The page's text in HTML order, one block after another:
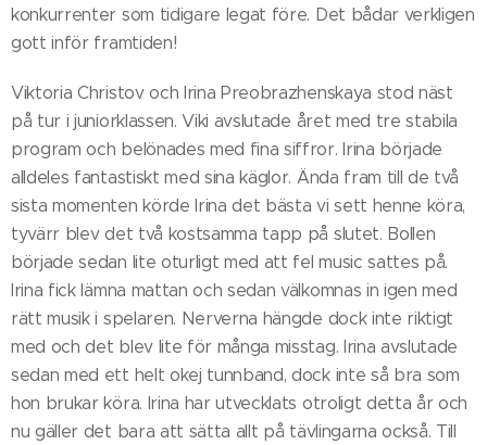
konkurrenter som tidigare legat före. Det bådar verkligen
gott inför framtiden!
Viktoria Christov och Irina Preobrazhenskaya stod näst
på tur i juniorklassen. Viki avslutade året med tre stabila
program och belönades med fina siffror. Irina började
alldeles fantastiskt med sina käglor. Ända fram till de två
sista momenten körde Irina det bästa vi sett henne köra,
tyvärr blev det två kostsamma tapp på slutet. Bollen
började sedan lite oturligt med att fel music sattes på.
Irina fick lämna mattan och sedan välkomnas in igen med
rätt musik i spelaren. Nerverna hängde dock inte riktigt
med och det blev lite för många misstag. Irina avslutade
sedan med ett helt okej tunnband, dock inte så bra som
hon brukar köra. Irina har utvecklats otroligt detta år och
nu gäller det bara att sätta allt på tävlingarna också. Till